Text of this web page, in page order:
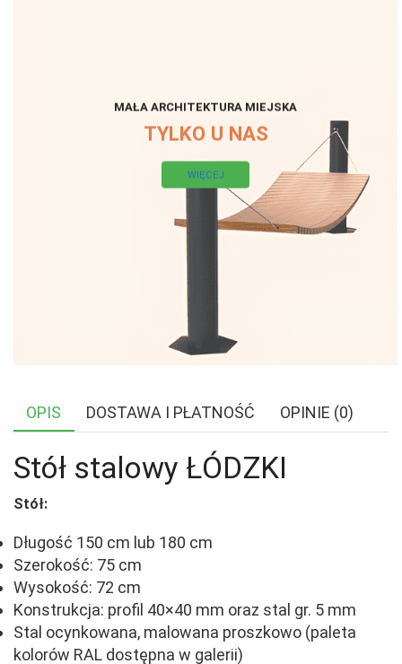
MAŁA ARCHITEKTURA MIEJSKA
TYLKO U NAS
WIĘCEJ
OPIS DOSTAWA I PŁATNOŚĆ OPINIE (0)
Stół stalowy ŁÓDZKI
Stół:
Długość 150 cm lub 180 cm
Szerokość: 75 cm
Wysokość: 72 cm
Konstrukcja: profil 40×40 mm oraz stal gr. 5 mm
Stal ocynkowana, malowana proszkowo (paleta
kolorów RAL dostępna w galerii)